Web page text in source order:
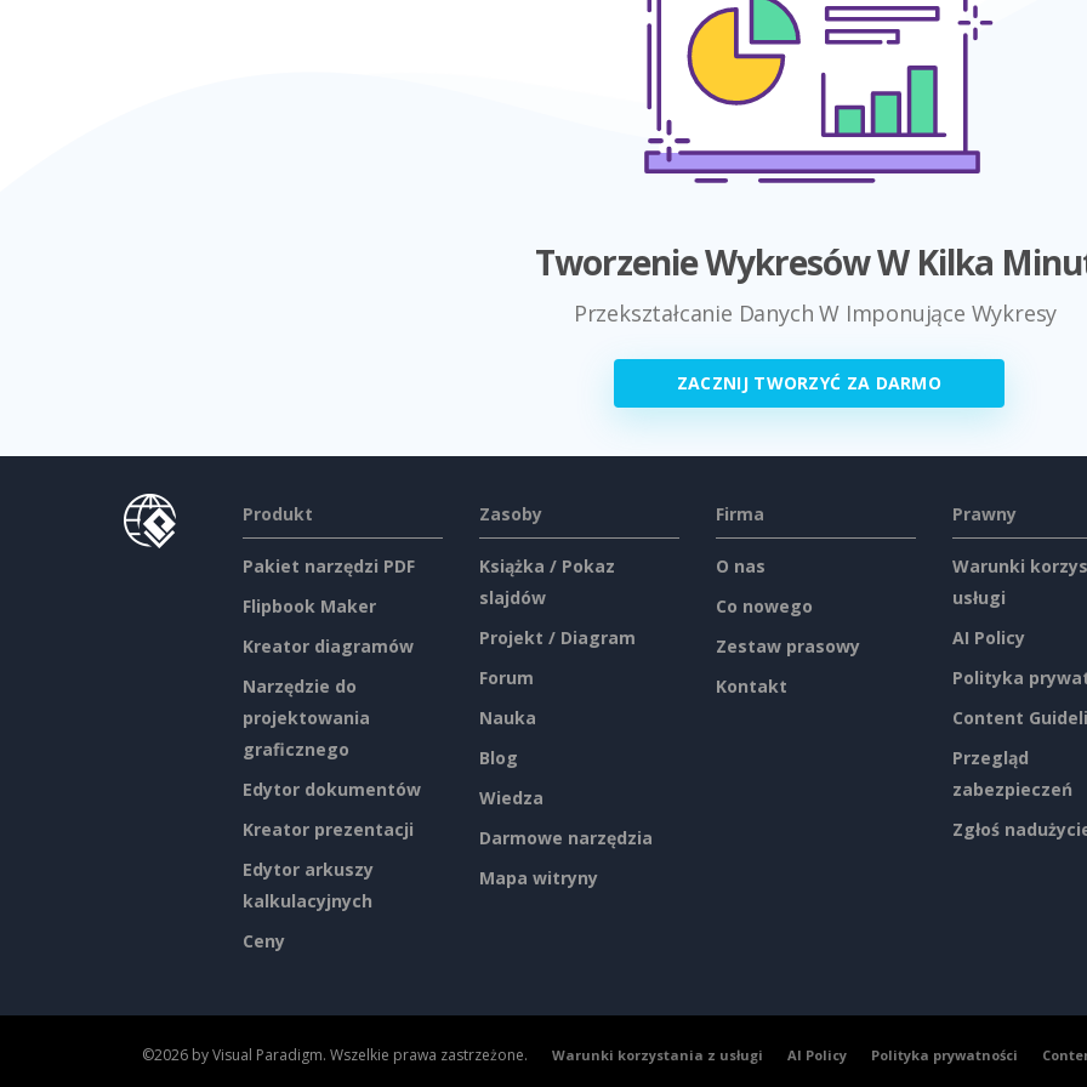
Tworzenie Wykresów W Kilka
Przekształcanie Danych W Imponujące Wykresy
ZACZNIJ TWORZYĆ ZA DARMO
Produkt
Pakiet narzędzi PDF
Flipbook Maker
Kreator diagramów
Narzędzie do
projektowania
graficznego
Edytor dokumentów
Kreator prezentacji
Edytor arkuszy
kalkulacyjnych
Ceny
Zasoby
Książka / Pokaz
slajdów
Projekt / Diagram
Forum
Nauka
Blog
Wiedza
Darmowe narzędzia
Mapa witryny
Firma
O nas
Co nowego
Zestaw prasowy
Kontakt
Prawny
Warunki
usługi
AI Policy
Polityka
Content
Przegląd
zabezpieczeń
Zgłoś
©2026 by Visual Paradigm. Wszelkie prawa zastrzeżone. Warunki korzystania z usługi AI Policy Polityka prywatności